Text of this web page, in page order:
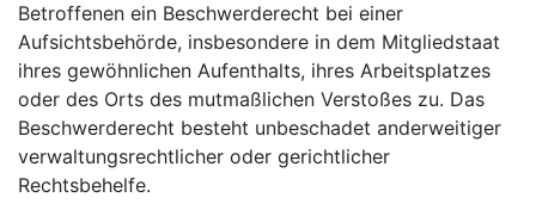
Betroffenen ein Beschwerderecht bei einer
Aufsichtsbehörde, insbesondere in dem Mitgliedstaat
ihres gewöhnlichen Aufenthalts, ihres Arbeitsplatzes
oder des Orts des mutmaßlichen Verstoßes zu. Das
Beschwerderecht besteht unbeschadet anderweitiger
verwaltungsrechtlicher oder gerichtlicher
Rechtsbehelfe.